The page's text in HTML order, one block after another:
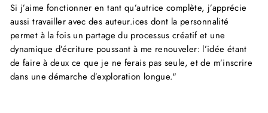
Si j’aime fonctionner en tant qu’autrice complète, j’apprécie
aussi travailler avec des auteur.ices dont la personnalité
permet à la fois un partage du processus créatif et une
dynamique d’écriture poussant à me renouveler: l’idée étant
de faire à deux ce que je ne ferais pas seule, et de m’inscrire
dans une démarche d’exploration longue."